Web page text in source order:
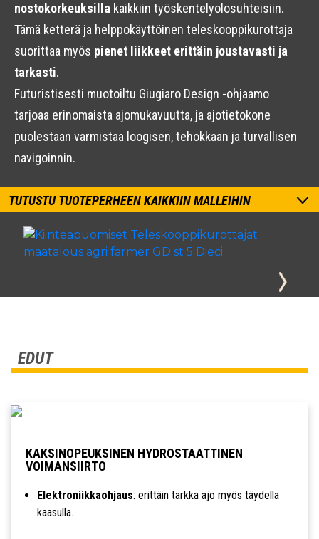
nostokorkeuksilla kaikkiin työskentelyolosuhteisiin.
Tämä ketterä ja helppokäyttöinen teleskooppikurottaja
suorittaa myös pienet liikkeet erittäin joustavasti ja
tarkasti.
Futuristisesti muotoiltu Giugiaro Design -ohjaamo
tarjoaa erinomaista ajomukavuutta, ja ajotietokone
puolestaan varmistaa loogisen, tehokkaan ja turvallisen
navigoinnin.
TUTUSTU TUOTEPERHEEN KAIKKIIN MALLEIHIN
EDUT
KAKSINOPEUKSINEN HYDROSTAATTINEN
VOIMANSIIRTO
Elektroniikkaohjaus: erittäin tarkka ajo myös täydellä
kaasulla.